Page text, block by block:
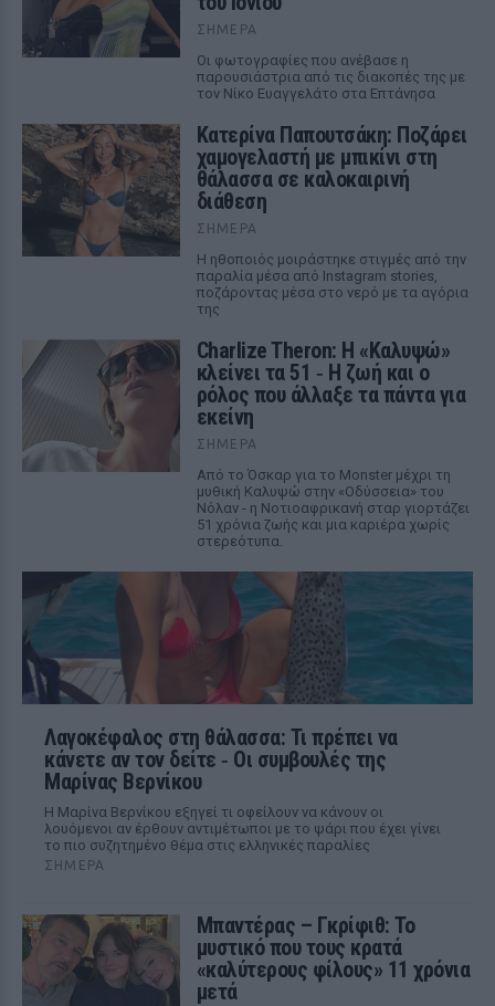
ΣΉΜΕΡΑ
Οι φωτογραφίες που ανέβασε η
παρουσιάστρια από τις διακοπές της με
τον Νίκο Ευαγγελάτο στα Επτάνησα
Κατερίνα Παπουτσάκη: Ποζάρει
χαμογελαστή με μπικίνι στη
θάλασσα σε καλοκαιρινή
διάθεση
ΣΉΜΕΡΑ
Η ηθοποιός μοιράστηκε στιγμές από την
παραλία μέσα από Instagram stories,
ποζάροντας μέσα στο νερό με τα αγόρια
της
Charlize Theron: Η «Καλυψώ»
κλείνει τα 51 ‑ H ζωή και ο
ρόλος που άλλαξε τα πάντα για
εκείνη
ΣΉΜΕΡΑ
Από το Όσκαρ για το Monster μέχρι τη
μυθική Καλυψώ στην «Οδύσσεια» του
Νόλαν - η Νοτιοαφρικανή σταρ γιορτάζει
51 χρόνια ζωής και μια καριέρα χωρίς
στερεότυπα.
Λαγοκέφαλος στη θάλασσα: Τι πρέπει να
κάνετε αν τον δείτε ‑ Οι συμβουλές της
Μαρίνας Βερνίκου
Η Μαρίνα Βερνίκου εξηγεί τι οφείλουν να κάνουν οι
λουόμενοι αν έρθουν αντιμέτωποι με το ψάρι που έχει γίνει
το πιο συζητημένο θέμα στις ελληνικές παραλίες
ΣΉΜΕΡΑ
Μπαντέρας – Γκρίφιθ: Το
μυστικό που τους κρατά
«καλύτερους φίλους» 11 χρόνια
μετά